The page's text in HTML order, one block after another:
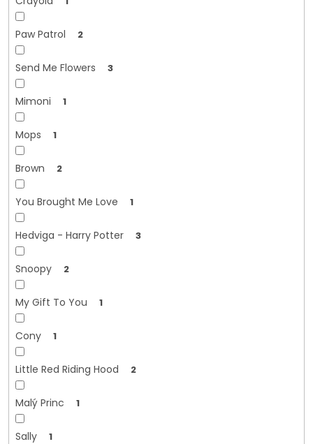
Paw Patrol 2
Send Me Flowers 3
Mimoni 1
Mops 1
Brown 2
You Brought Me Love 1
Hedviga - Harry Potter 3
Snoopy 2
My Gift To You 1
Cony 1
Little Red Riding Hood 2
Malý Princ 1
Sally 1